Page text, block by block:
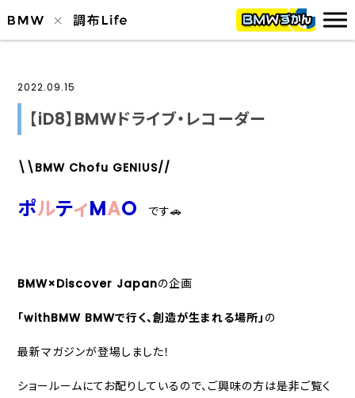
2022.09.15
【iD8】BMWドライブ・レコーダー
\\BMW Chofu GENIUS//
ポルティMAO です🚗
BMW×Discover Japanの企画
「withBMW BMWで行く、創造が生まれる場所」 の
最新マガジンが登場しました！
ショールームにてお配りしているので、ご興味の方は是非ご覧く